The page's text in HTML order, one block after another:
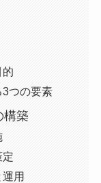
的
つの要素
構築
定
用